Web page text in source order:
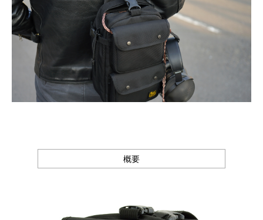
Panasonic
RICOH
Other
Case
予備バッテリー／電源ケース
ボトルホルダー／傘ケース
その他ケース
概要